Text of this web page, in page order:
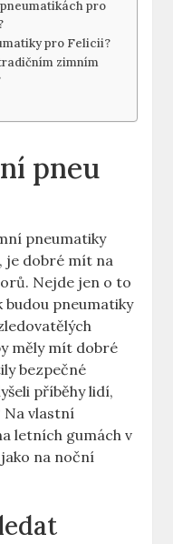
pro
pro Felicii?
zimním
pneu
pneumatiky
je dobré mít na
Nejde jen o to
budou pneumatiky
měly mít dobré
bezpečné
příběhy lidí,
Na vlastní
letních gumách v
na noční